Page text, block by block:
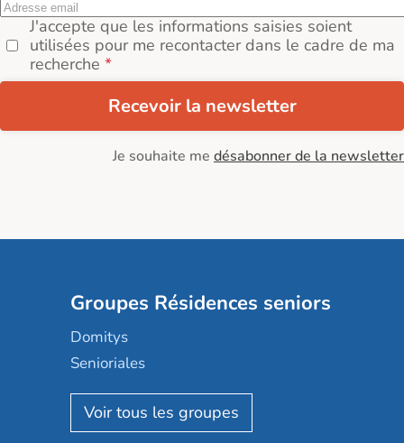
J'accepte que les informations saisies soient
utilisées pour me recontacter dans le cadre de ma
recherche
Recevoir la newsletter
Je souhaite me désabonner de la newsletter
Groupes Résidences seniors
Domitys
Senioriales
Nohée
Les Résidentiels